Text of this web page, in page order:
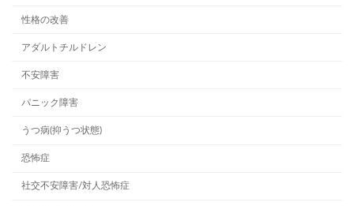
性格の改善
アダルトチルドレン
不安障害
パニック障害
うつ病(抑うつ状態)
恐怖症
社交不安障害/対人恐怖症